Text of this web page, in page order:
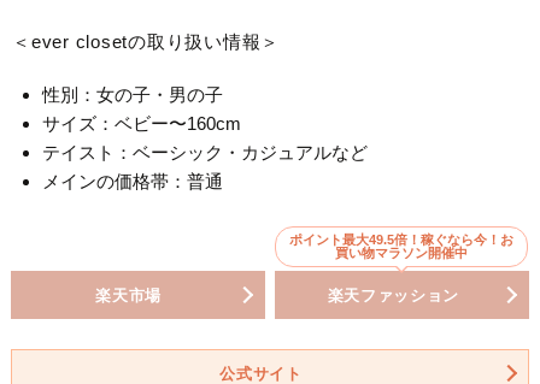
＜ever closetの取り扱い情報＞
性別：女の子・男の子
サイズ：ベビー〜160cm
テイスト：ベーシック・カジュアルなど
メインの価格帯：普通
楽天市場
ポイント最大49.5倍！稼ぐなら今！お
買い物マラソン開催中
楽天ファッション
公式サイト